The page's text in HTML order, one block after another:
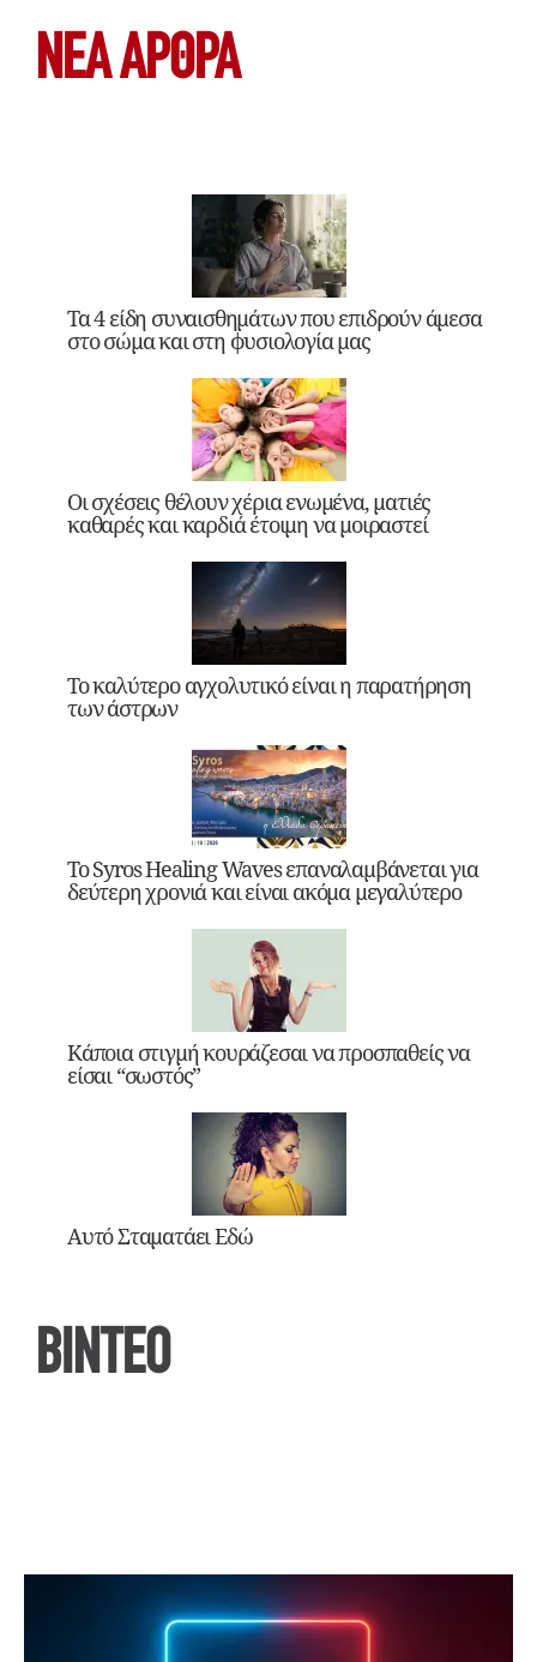
ΝΕΑ ΆΡΘΡΑ
Τα 4 είδη συναισθημάτων που επιδρούν άμεσα
στο σώμα και στη φυσιολογία μας
Οι σχέσεις θέλουν χέρια ενωμένα, ματιές
καθαρές και καρδιά έτοιμη να μοιραστεί
Το καλύτερο αγχολυτικό είναι η παρατήρηση
των άστρων
Το Syros Healing Waves επαναλαμβάνεται για
δεύτερη χρονιά και είναι ακόμα μεγαλύτερο
Κάποια στιγμή κουράζεσαι να προσπαθείς να
είσαι “σωστός”
Αυτό Σταματάει Εδώ
ΒΙΝΤΕΟ